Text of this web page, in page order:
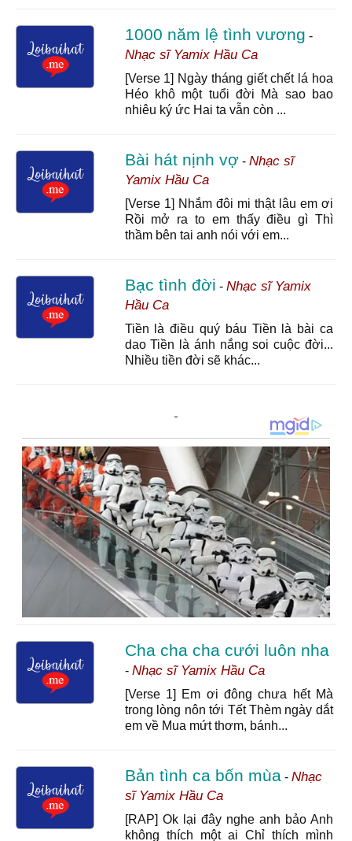
1000 năm lệ tình vương -
Nhạc sĩ Yamix Hầu Ca
[Verse 1] Ngày tháng giết chết lá hoa
Héo khô một tuổi đời Mà sao bao
nhiêu ký ức Hai ta vẫn còn ...
Bài hát nịnh vợ- Nhạc sĩ
Yamix Hầu Ca
[Verse 1] Nhắm đôi mi thật lâu em ơi
Rồi mở ra to em thấy điều gì Thì
thầm bên tai anh nói với em...
Bạc tình đời - Nhạc sĩ Yamix
Hầu Ca
Tiền là điều quý báu Tiền là bài ca
dao Tiền là ánh nắng soi cuộc đời...
Nhiều tiền đời sẽ khác...
Cha cha cha cưới luôn nha
- Nhạc sĩ Yamix Hầu Ca
[Verse 1] Em ơi đông chưa hết Mà
trong lòng nôn tới Tết Thèm ngày dắt
em về Mua mứt thơm, bánh...
Bản tình ca bốn mùa- Nhạc
sĩ Yamix Hầu Ca
[RAP] Ok lại đây nghe anh bảo Anh
không thích một ai Chỉ thích mình